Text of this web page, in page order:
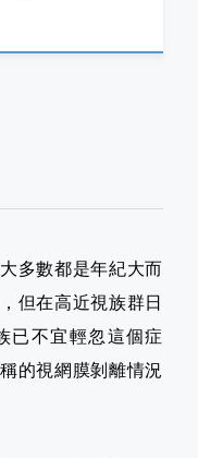
多數都是年紀大而
但在高近視族群日
已不宜輕忽這個症
的視網膜剝離情況